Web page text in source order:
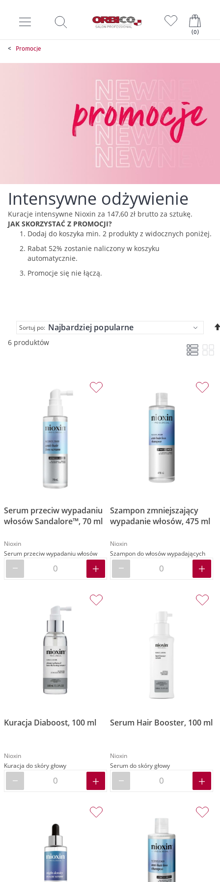
(0)
Promocje
Intensywne odżywienie
Kuracje intensywne Nioxin za 147,60 zł brutto za sztukę.
JAK SKORZYSTAĆ Z PROMOCJI?
Dodaj do koszyka min. 2 produkty z widocznych poniżej.
Rabat 52% zostanie naliczony w koszyku
automatycznie.
Promocje się nie łączą.
6 produktów
Sortuj po:
Serum przeciw wypadaniu
włosów Sandalore™, 70 ml
Nioxin
Serum przeciw wypadaniu włosów
Szampon zmniejszający
wypadanie włosów, 475 ml
Nioxin
Szampon do włosów wypadających
Kuracja Diaboost, 100 ml
Nioxin
Kuracja do skóry głowy
Serum Hair Booster, 100 ml
Nioxin
Serum do skóry głowy